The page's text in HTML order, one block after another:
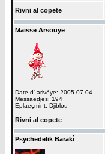
Rivni al copete
Maisse Arsouye
Date d' arivêye: 2005-07-04
Messaedjes: 194
Eplaeçmint: Djiblou
Rivni al copete
Psychedelik Barakî